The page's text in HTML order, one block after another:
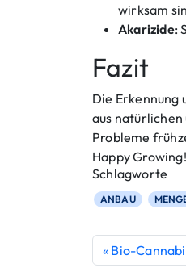
wirksam
Akarizide:
Fazit
Die Erkennung
aus natürlichen
Probleme
Happy Growing!
Schlagworte
ANBAU
Bio-